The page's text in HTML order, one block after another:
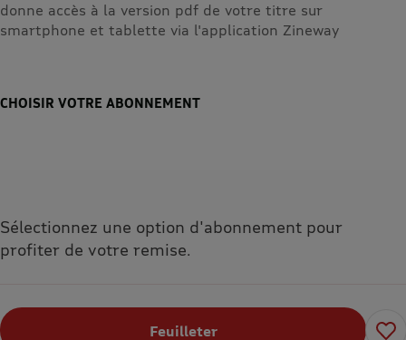
donne accès à la version pdf de votre titre sur
smartphone et tablette via l'application Zineway
CHOISIR VOTRE ABONNEMENT
Sélectionnez une option d'abonnement pour
profiter de votre remise.
Feuilleter